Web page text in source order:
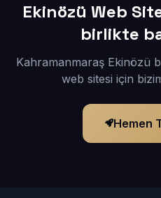
Ekinözü Web
birlikte
Kahramanmaraş Ekinözü
web sitesi için
Hemen